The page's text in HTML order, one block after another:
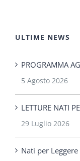
ULTIME NEWS
PROGRAMMA
5 Agosto 2026
LETTURE NATI
29 Luglio 2026
Nati per Leggere